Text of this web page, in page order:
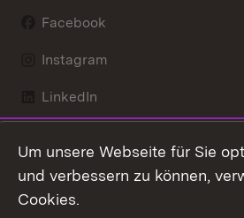
Facebook
Instagram
LinkedIn
X / Twitter
Youtube
Um unsere Webseite für Sie
und verbessern zu können,
Cookies.